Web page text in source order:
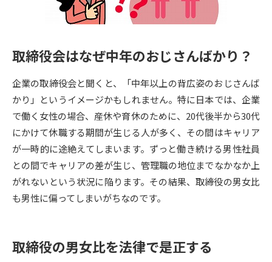
大学入学共通テスト「受験上の
配慮案内」の請求
高等学校卒業程度認定試験
幼稚園教員資格認定試験 小学校教員資格認定試験
高等学校（情報）教員資格認定
試験
大学研究 大学検索
大学で学べる内容や特徴を調べる
データサイエンス特集 奨学金・特待生制度特集
取締役会はなぜ中年のおじさんばかり？
企業の取締役会と聞くと、「中年以上の背広姿のおじさんば
かり」というイメージかもしれません。特に日本では、企業
で働く女性の場合、産休や育休のために、20代後半から30代
にかけて休職する期間が生じる人が多く、その間はキャリア
が一時的に途絶えてしまいます。ずっと働き続ける男性社員
との間でキャリアの差が生じ、管理職の地位までなかなか上
がれないという状況に陥ります。その結果、取締役の男女比
も男性に偏ってしまいがちなのです。
取締役の男女比を法律で是正する